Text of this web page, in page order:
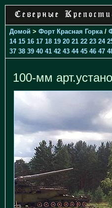
Домой > Форт Красная Горка /
14 15 16 17 18 19 20 21 22 23 24
37 38 39 40 41 42 43 44 45 46 47
100-мм